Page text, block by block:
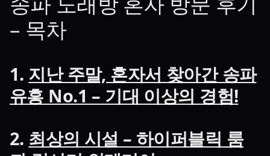
– 목차
1. 지난 주말, 혼자서 찾아간 송파
유흥 No.1 – 기대 이상의 경험!
2. 최상의 시설 – 하이퍼블릭 룸